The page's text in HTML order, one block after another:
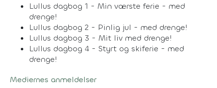
Lullus dagbog 1 - Min værste ferie - med
drenge!
Lullus dagbog 2 - Pinlig jul - med drenge!
Lullus dagbog 3 - Mit liv med drenge!
Lullus dagbog 4 - Styrt og skiferie - med
drenge!
Mediernes anmeldelser